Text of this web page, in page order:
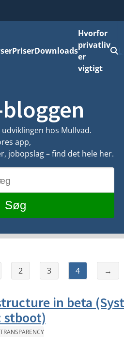
PriserDownloads
Hvorfor
privatliv
er
vigtigt
hos Mullvad.
app,
jobopslag – find det hele her.
Søg
2 3 4 →
in beta
stboot)